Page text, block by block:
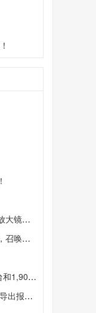
度测算。
及技能等
家和地区。
单PDF